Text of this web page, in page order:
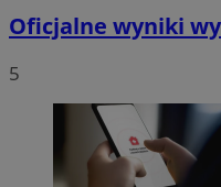
Oficjalne wyniki
5